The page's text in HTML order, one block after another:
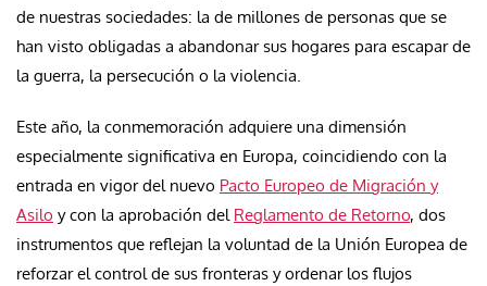
de nuestras sociedades: la de millones de personas que se
han visto obligadas a abandonar sus hogares para escapar de
la guerra, la persecución o la violencia.
Este año, la conmemoración adquiere una dimensión
especialmente significativa en Europa, coincidiendo con la
entrada en vigor del nuevo Pacto Europeo de Migración y
Asilo y con la aprobación del Reglamento de Retorno, dos
instrumentos que reflejan la voluntad de la Unión Europea de
reforzar el control de sus fronteras y ordenar los flujos